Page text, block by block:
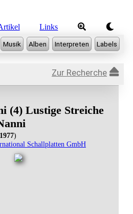
Links
Zur Recherche
(4) Lustige Streiche
)
Schallplatten GmbH